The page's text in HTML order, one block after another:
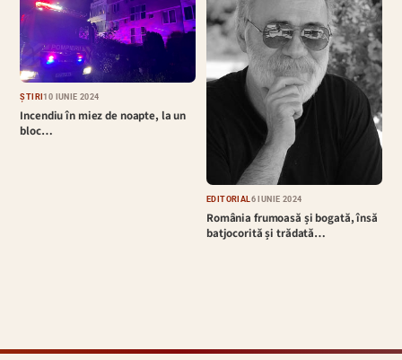
ȘTIRI10 IUNIE 2024
Incendiu în miez de noapte, la un
bloc…
EDITORIAL6 IUNIE 2024
România frumoasă și bogată, însă
batjocorită și trădată…